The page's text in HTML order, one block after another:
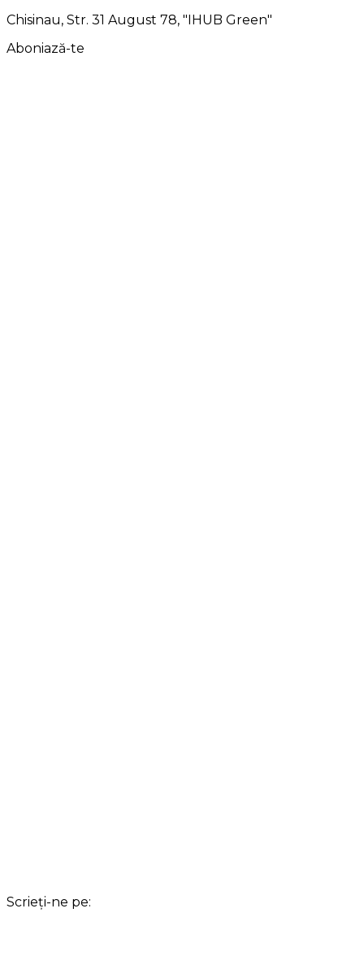
Chisinau, Str. 31 August 78, "IHUB Green"
Aboniază-te
Scrieți-ne pe: